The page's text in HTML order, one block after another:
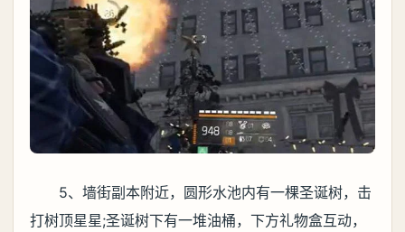
5、墙街副本附近，圆形水池内有一棵圣诞树，击
打树顶星星;圣诞树下有一堆油桶，下方礼物盒互动，